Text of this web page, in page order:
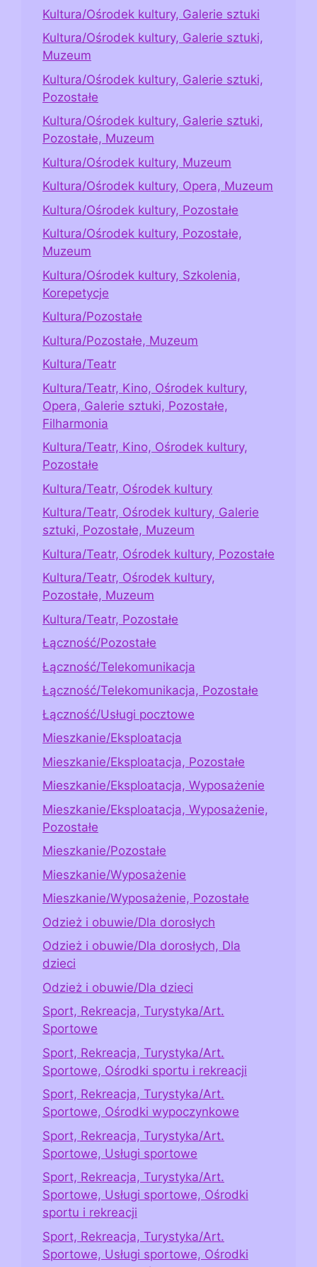
Kultura/Ośrodek kultury, Galerie sztuki
Kultura/Ośrodek kultury, Galerie sztuki,
Muzeum
Kultura/Ośrodek kultury, Galerie sztuki,
Pozostałe
Kultura/Ośrodek kultury, Galerie sztuki,
Pozostałe, Muzeum
Kultura/Ośrodek kultury, Muzeum
Kultura/Ośrodek kultury, Opera, Muzeum
Kultura/Ośrodek kultury, Pozostałe
Kultura/Ośrodek kultury, Pozostałe,
Muzeum
Kultura/Ośrodek kultury, Szkolenia,
Korepetycje
Kultura/Pozostałe
Kultura/Pozostałe, Muzeum
Kultura/Teatr
Kultura/Teatr, Kino, Ośrodek kultury,
Opera, Galerie sztuki, Pozostałe,
Filharmonia
Kultura/Teatr, Kino, Ośrodek kultury,
Pozostałe
Kultura/Teatr, Ośrodek kultury
Kultura/Teatr, Ośrodek kultury, Galerie
sztuki, Pozostałe, Muzeum
Kultura/Teatr, Ośrodek kultury, Pozostałe
Kultura/Teatr, Ośrodek kultury,
Pozostałe, Muzeum
Kultura/Teatr, Pozostałe
Łączność/Pozostałe
Łączność/Telekomunikacja
Łączność/Telekomunikacja, Pozostałe
Łączność/Usługi pocztowe
Mieszkanie/Eksploatacja
Mieszkanie/Eksploatacja, Pozostałe
Mieszkanie/Eksploatacja, Wyposażenie
Mieszkanie/Eksploatacja, Wyposażenie,
Pozostałe
Mieszkanie/Pozostałe
Mieszkanie/Wyposażenie
Mieszkanie/Wyposażenie, Pozostałe
Odzież i obuwie/Dla dorosłych
Odzież i obuwie/Dla dorosłych, Dla
dzieci
Odzież i obuwie/Dla dzieci
Sport, Rekreacja, Turystyka/Art.
Sportowe
Sport, Rekreacja, Turystyka/Art.
Sportowe, Ośrodki sportu i rekreacji
Sport, Rekreacja, Turystyka/Art.
Sportowe, Ośrodki wypoczynkowe
Sport, Rekreacja, Turystyka/Art.
Sportowe, Usługi sportowe
Sport, Rekreacja, Turystyka/Art.
Sportowe, Usługi sportowe, Ośrodki
sportu i rekreacji
Sport, Rekreacja, Turystyka/Art.
Sportowe, Usługi sportowe, Ośrodki